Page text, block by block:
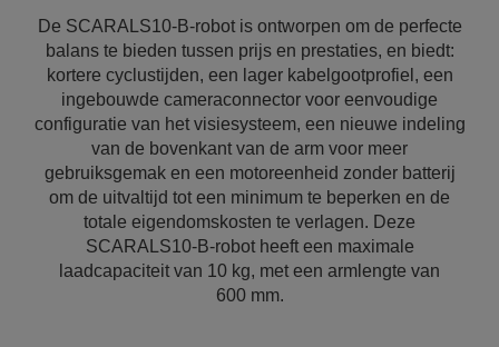
De SCARALS10-B-robot is ontworpen om de perfecte
balans te bieden tussen prijs en prestaties, en biedt:
kortere cyclustijden, een lager kabelgootprofiel, een
ingebouwde cameraconnector voor eenvoudige
configuratie van het visiesysteem, een nieuwe indeling
van de bovenkant van de arm voor meer
gebruiksgemak en een motoreenheid zonder batterij
om de uitvaltijd tot een minimum te beperken en de
totale eigendomskosten te verlagen. Deze
SCARALS10-B-robot heeft een maximale
laadcapaciteit van 10 kg, met een armlengte van
600 mm.